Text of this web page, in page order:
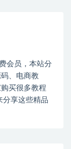
会员，本站分
、电商教
买很多教程
分享这些精品